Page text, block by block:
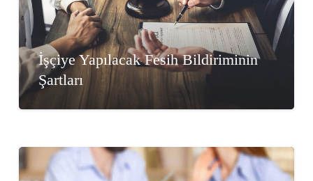
İşçiye Yapılacak Fesih Bildiriminin
Şartları